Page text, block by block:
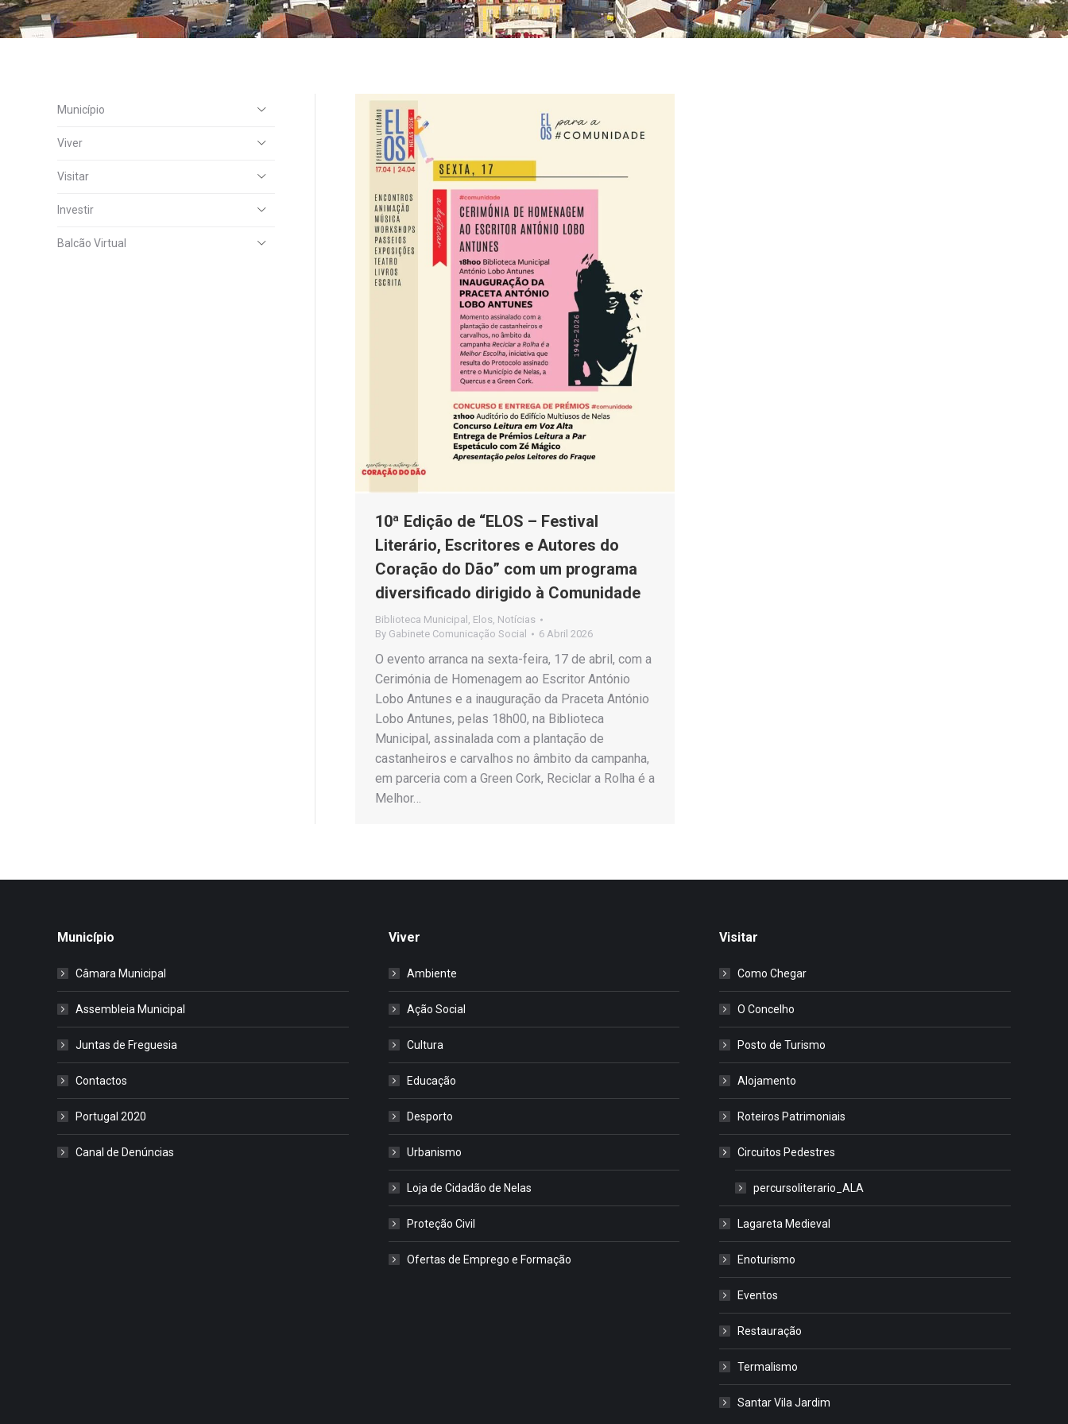
10ª Edição de “ELOS – Festival
Literário, Escritores e Autores do
Coração do Dão” com um programa
diversificado dirigido à Comunidade
Biblioteca Municipal Elos Notícias
By Gabinete Comunicação Social 6 Abril 2026
O evento arranca na sexta-feira, 17 de abril, com a
Cerimónia de Homenagem ao Escritor António
Lobo Antunes e a inauguração da Praceta António
Lobo Antunes, pelas 18h00, na Biblioteca
Municipal, assinalada com a plantação de
castanheiros e carvalhos no âmbito da campanha,
em parceria com a Green Cork, Reciclar a Rolha é a
Melhor…
Município
Viver
Visitar
Investir
Balcão Virtual
Município
Câmara Municipal
Assembleia Municipal
Juntas de Freguesia
Contactos
Portugal 2020
Canal de Denúncias
Viver
Ambiente
Ação Social
Cultura
Educação
Desporto
Urbanismo
Loja de Cidadão de Nelas
Proteção Civil
Ofertas de Emprego e Formação
Visitar
Como Chegar
O Concelho
Posto de Turismo
Alojamento
Roteiros Patrimoniais
Circuitos Pedestres
percursoliterario_ALA
Lagareta Medieval
Enoturismo
Eventos
Restauração
Termalismo
Santar Vila Jardim